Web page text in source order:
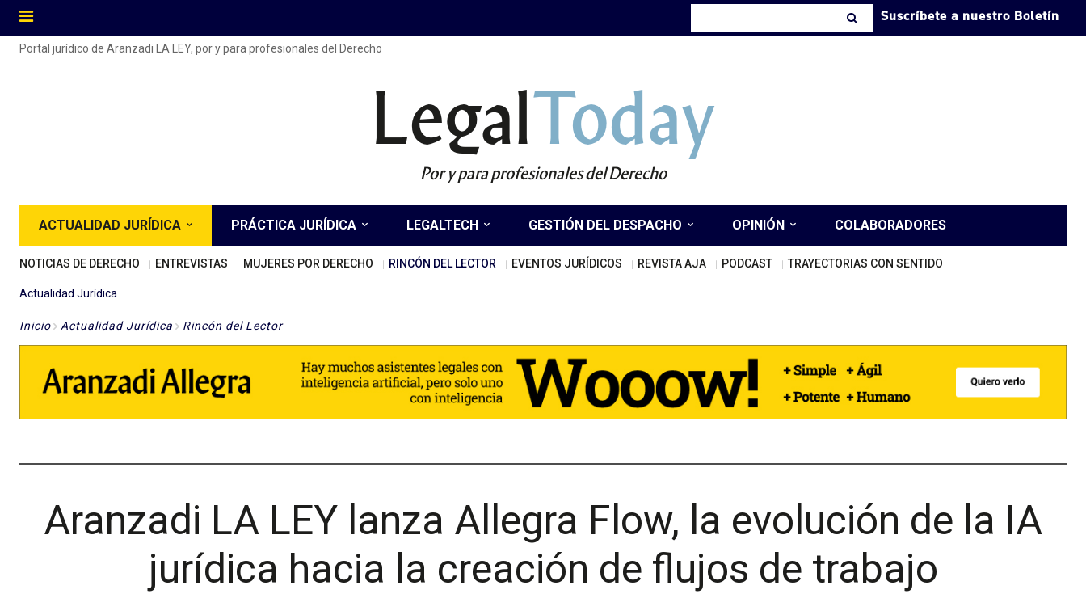
Suscríbete a nuestro Boletín
Portal jurídico de Aranzadi LA LEY, por y para profesionales del Derecho
LegalToday
Por y para profesionales del Derecho
ACTUALIDAD JURÍDICA PRÁCTICA JURÍDICA LEGALTECH GESTIÓN DEL DESPACHO OPINIÓN COLABORADORES
NOTICIAS DE DERECHO ENTREVISTAS MUJERES POR DERECHO RINCÓN DEL LECTOR EVENTOS JURÍDICOS REVISTA AJA PODCAST TRAYECTORIAS CON SENTIDO
Actualidad Jurídica
Inicio Actualidad Jurídica Rincón del Lector
Aranzadi LA LEY lanza Allegra Flow, la evolución de la IA
jurídica hacia la creación de flujos de trabajo